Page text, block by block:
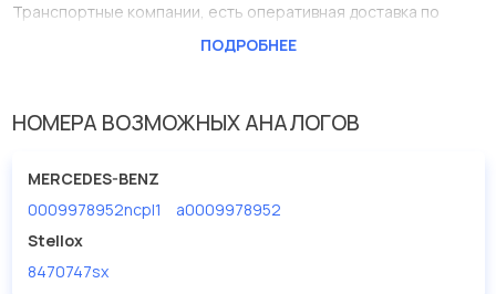
Транспортные компании, есть оперативная доставка по
У данной детали есть аналоги с номерами, убедитесь сами.
представлены в большом ассортименте.
Мы продаем сертифицированные колодки тормозные
дисковые с гарантией от производителя TRUCKTEC.
Производитель
ПОДРОБНЕЕ
НОМЕРА ВОЗМОЖНЫХ АНАЛОГОВ
MERCEDES-BENZ
0009978952ncpl1
a0009978952
Stellox
8470747sx